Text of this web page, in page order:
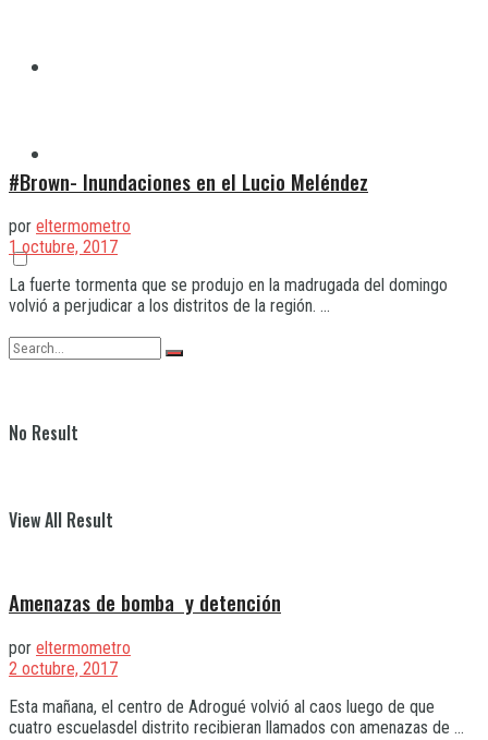
No Result
View All Result
#Brown- Inundaciones en el Lucio Meléndez
por eltermometro
1 octubre, 2017
La fuerte tormenta que se produjo en la madrugada del domingo
volvió a perjudicar a los distritos de la región. ...
Amenazas de bomba y detención
por eltermometro
2 octubre, 2017
Esta mañana, el centro de Adrogué volvió al caos luego de que
cuatro escuelasdel distrito recibieran llamados con amenazas de ...